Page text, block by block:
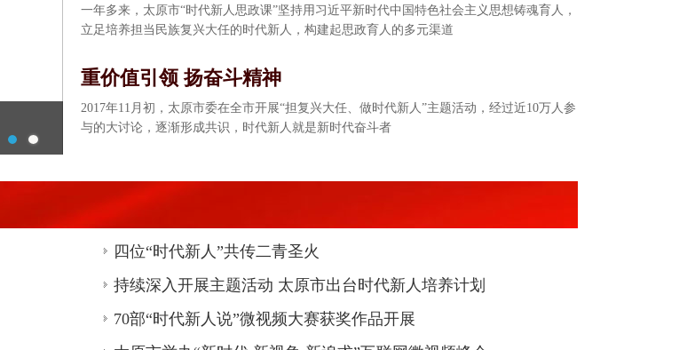
一年多来，太原市“时代新人思政课”坚持用习近平新时代中国特色社会主义思想铸魂育人，
立足培养担当民族复兴大任的时代新人，构建起思政育人的多元渠道
重价值引领 扬奋斗精神
2017年11月初，太原市委在全市开展“担复兴大任、做时代新人”主题活动，经过近10万人参
与的大讨论，逐渐形成共识，时代新人就是新时代奋斗者
全网推送大众瞩目 让"时代新人"的太原实践走向全国
新人”主题活动开展情况，这意味着，培养“时代新人”的太原实践深受瞩目，正在走出山
西，走向全国
“时代新人说”第二季决赛盛大开启
原专场)在太原广播电视台大演播室隆重举行。
四位“时代新人”共传二青圣火
持续深入开展主题活动 太原市出台时代新人培养计划
70部“时代新人说”微视频大赛获奖作品开展